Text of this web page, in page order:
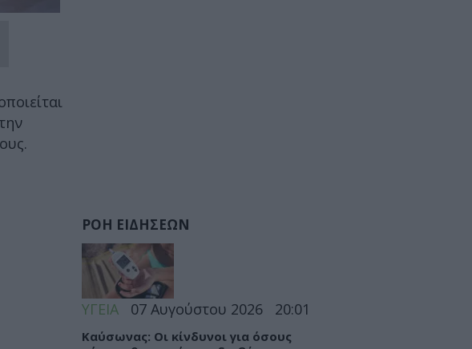
ΡΟΗ ΕΙΔΗΣΕΩΝ
ΥΓΕΙΑ 07 Αυγούστου 2026 20:01
Καύσωνας: Οι κίνδυνοι για όσους